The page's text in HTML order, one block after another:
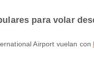
para volar
Airport vuelan con